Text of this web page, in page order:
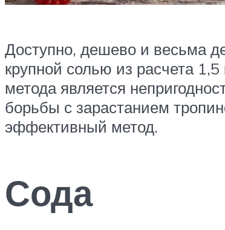
Доступно, дешево и весьма
крупной солью из расчета
метода является
борьбы с зарастанием
эффективный метод.
Сода